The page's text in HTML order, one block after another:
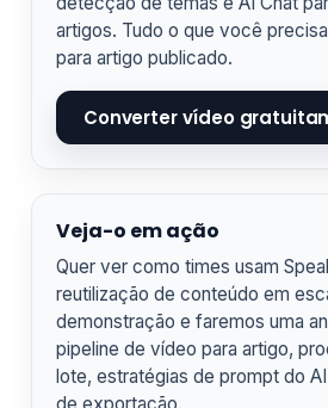
artigos. Tudo o que você
para artigo publicado.
Converter vídeo
Veja-o em ação
Quer ver como times usam
reutilização de conteúdo em
demonstração e faremos uma
pipeline de vídeo para artigo,
lote, estratégias de prompt do
de exportação.